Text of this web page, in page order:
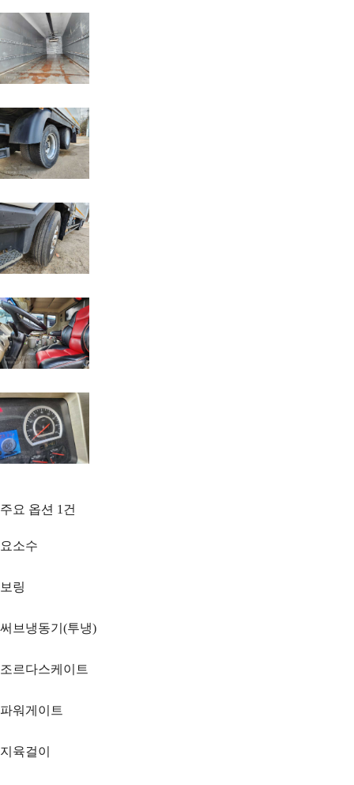
주요 옵션 1 건
요소수
보링
써브냉동기(투냉)
조르다스케이트
파워게이트
지육걸이